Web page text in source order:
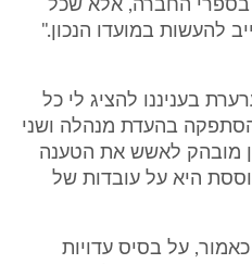
החברה, אלא שכל
להעשות במועדו הנכון."
בעניננו להציג לי כל
בהעדת מנהלה ושני
מובהק לאשש את הטענה
היא על עובדות של
על בסיס עדויות